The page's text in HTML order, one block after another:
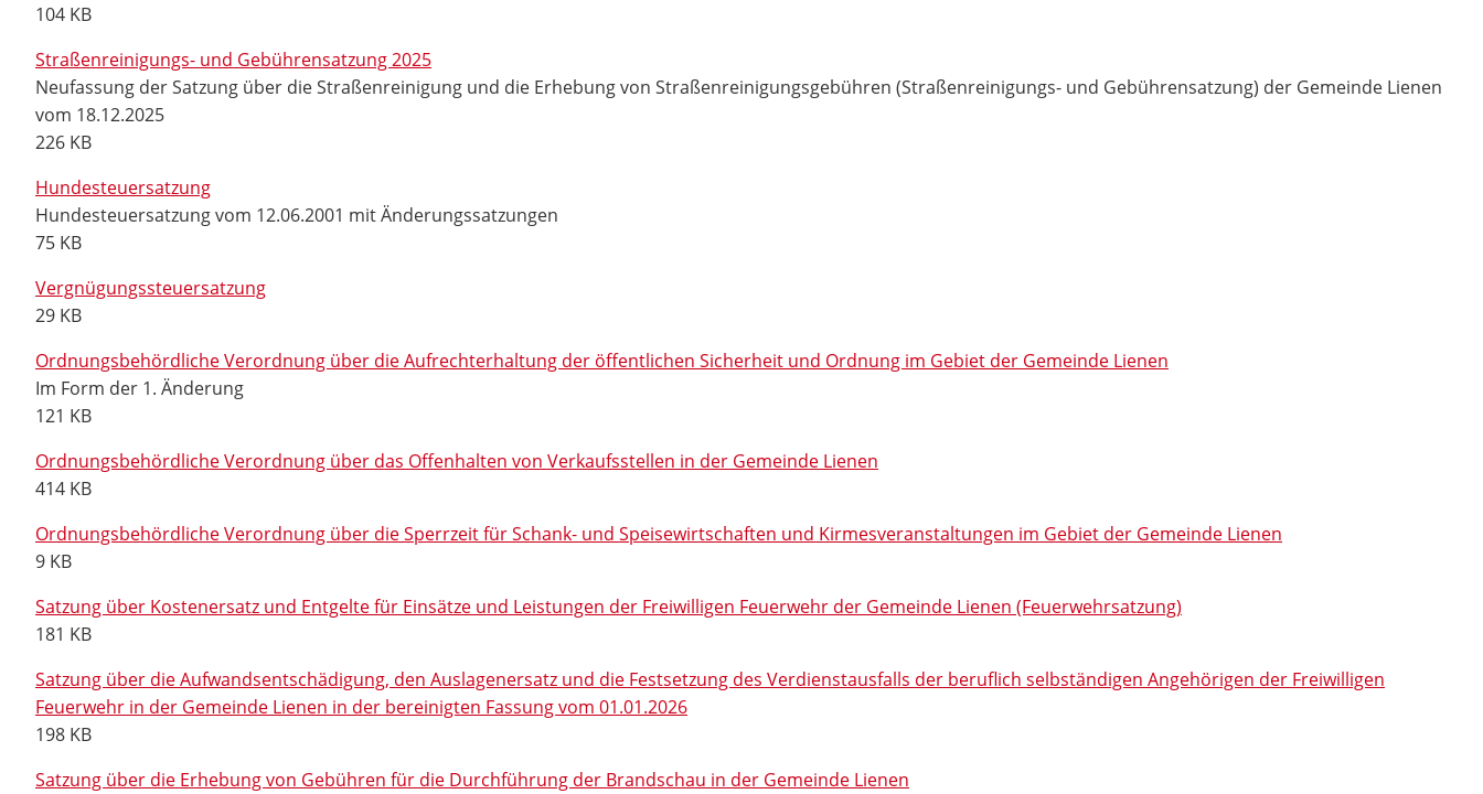
104 KB
Straßenreinigungs- und Gebührensatzung 2025
Neufassung der Satzung über die Straßenreinigung und die Erhebung von Straßenreinigungsgebühren (Straßenreinigungs- und Gebührensatzung) der Gemeinde Lienen
vom 18.12.2025
226 KB
Hundesteuersatzung
Hundesteuersatzung vom 12.06.2001 mit Änderungssatzungen
75 KB
Vergnügungssteuersatzung
29 KB
Ordnungsbehördliche Verordnung über die Aufrechterhaltung der öffentlichen Sicherheit und Ordnung im Gebiet der Gemeinde Lienen
Im Form der 1. Änderung
121 KB
Ordnungsbehördliche Verordnung über das Offenhalten von Verkaufsstellen in der Gemeinde Lienen
414 KB
Ordnungsbehördliche Verordnung über die Sperrzeit für Schank- und Speisewirtschaften und Kirmesveranstaltungen im Gebiet der Gemeinde Lienen
9 KB
Satzung über Kostenersatz und Entgelte für Einsätze und Leistungen der Freiwilligen Feuerwehr der Gemeinde Lienen (Feuerwehrsatzung)
181 KB
Satzung über die Aufwandsentschädigung, den Auslagenersatz und die Festsetzung des Verdienstausfalls der beruflich selbständigen Angehörigen der Freiwilligen
Feuerwehr in der Gemeinde Lienen in der bereinigten Fassung vom 01.01.2026
198 KB
Satzung über die Erhebung von Gebühren für die Durchführung der Brandschau in der Gemeinde Lienen